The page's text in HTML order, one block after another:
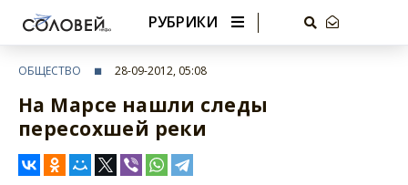
РУБРИКИ
ОБЩЕСТВО 28-09-2012, 05:08
На Марсе нашли следы
пересохшей реки